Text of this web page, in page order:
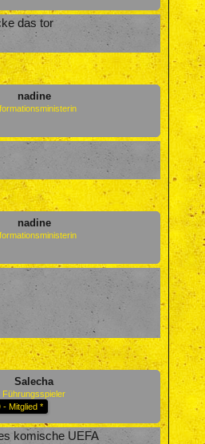
das tor
nadine
nadine
Salecha
Führungsspieler
- Mitglied *
komische UEFA